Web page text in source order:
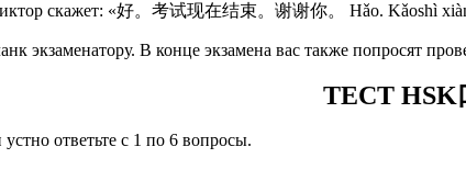
скажет: «好。考试现在结束。谢谢你。 Hǎo. Kǎoshì
экзаменатору. В конце экзамена вас также попросят
ТЕСТ HSK
ответьте с 1 по 6 вопросы.